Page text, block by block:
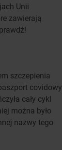
Unii
zawierają
szczepienia
covidowy
cały cykl
można było
nazwy tego